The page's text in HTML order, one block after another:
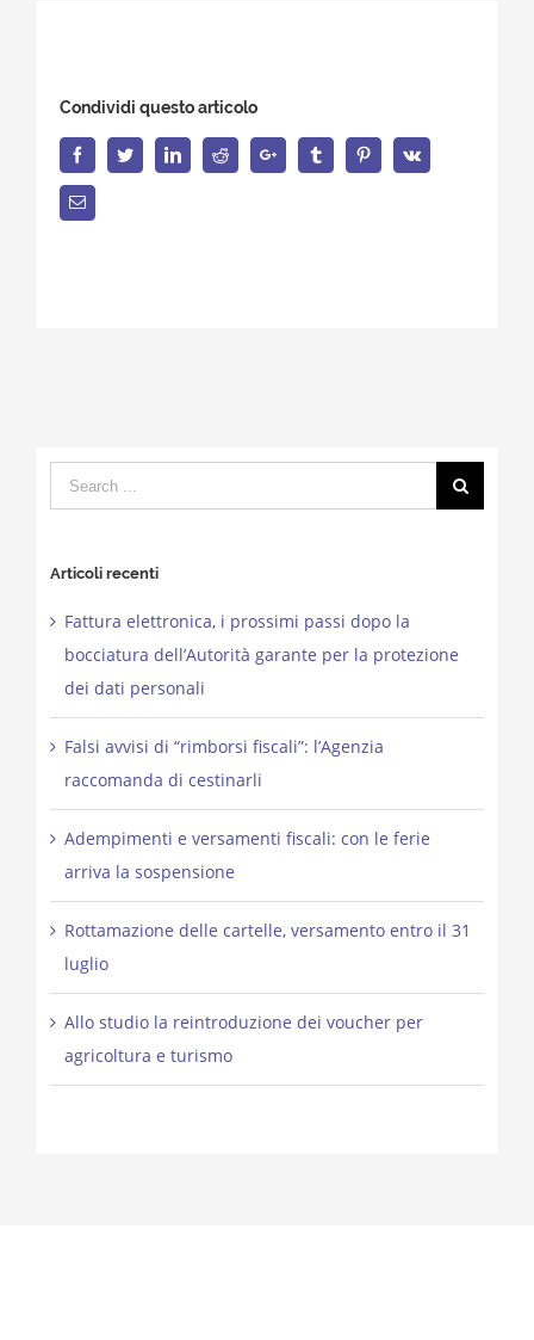
Condividi questo articolo
FacebookTwitterLinkedInReddit Google+ Tumblr PinterestVk
Email
Search
for:
Articoli recenti
Fattura elettronica, i prossimi passi dopo la
bocciatura dell’Autorità garante per la protezione
dei dati personali
Falsi avvisi di “rimborsi fiscali”: l’Agenzia
raccomanda di cestinarli
Adempimenti e versamenti fiscali: con le ferie
arriva la sospensione
Rottamazione delle cartelle, versamento entro il 31
luglio
Allo studio la reintroduzione dei voucher per
agricoltura e turismo